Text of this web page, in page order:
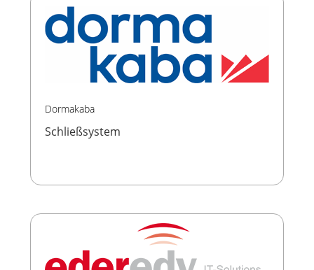
Dormakaba
Schließsystem